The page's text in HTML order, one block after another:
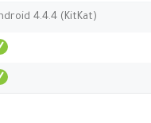
4.4.4 (KitKat)